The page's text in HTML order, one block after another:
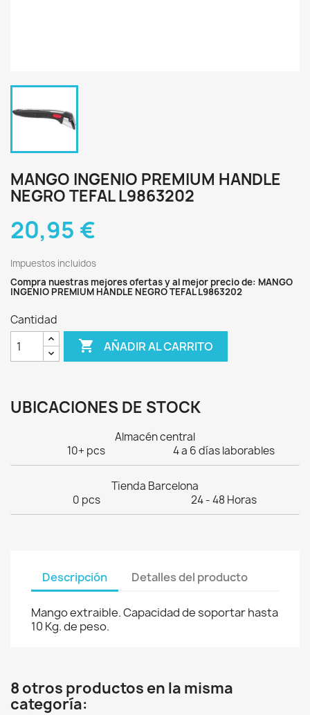
MANGO INGENIO PREMIUM HANDLE
NEGRO TEFAL L9863202
20,95 €
Impuestos incluidos
Compra nuestras mejores ofertas y al mejor precio de: MANGO
INGENIO PREMIUM HANDLE NEGRO TEFAL L9863202
Cantidad
 AÑADIR AL CARRITO
UBICACIONES DE STOCK
Almacén central
10+ pcs
4 a 6 días laborables
Tienda Barcelona
0 pcs
24 - 48 Horas
Descripción Detalles del producto
Mango extraible. Capacidad de soportar hasta
10 Kg. de peso.
8 otros productos en la misma
categoría: